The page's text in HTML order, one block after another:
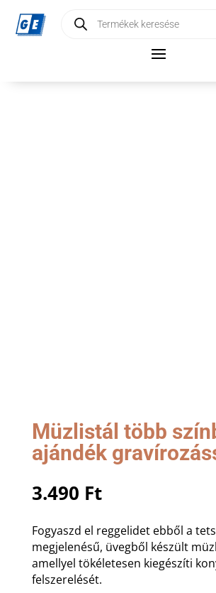
search
Müzlistál több
ajándék
3.490 Ft
Fogyaszd el reggelidet ebből a
megjelenésű, üvegből készült
amellyel tökéletesen kiegészíti
felszerelését.